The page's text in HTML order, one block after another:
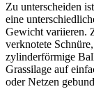
Zu unterscheiden
eine
Gewicht variieren.
verknotete
zylinderförmige
Grassilage auf
oder Netzen